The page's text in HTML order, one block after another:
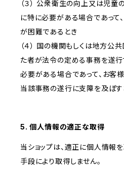
（３） 公衆衛生の向上又は児
に特に必要がある場合であって
が困難であるとき
（４） 国の機関もしくは地方公
た者が法令の定める事務を遂行
必要がある場合であって、お客
当該事務の遂行に支障を及ぼ
5. 個人情報の適正な取得
当ショップは、適正に個人情報
手段により取得しません。